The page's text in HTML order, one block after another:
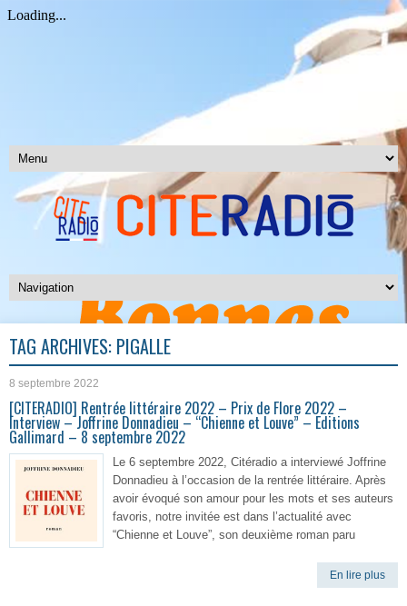
TAG ARCHIVES: PIGALLE
8 septembre 2022
[CITERADIO] Rentrée littéraire 2022 – Prix de Flore 2022 –
Interview – Joffrine Donnadieu – “Chienne et Louve” – Editions
Gallimard – 8 septembre 2022
Le 6 septembre 2022, Citéradio a interviewé Joffrine
Donnadieu à l’occasion de la rentrée littéraire. Après
avoir évoqué son amour pour les mots et ses auteurs
favoris, notre invitée est dans l’actualité avec
“Chienne et Louve”, son deuxième roman paru
En lire plus